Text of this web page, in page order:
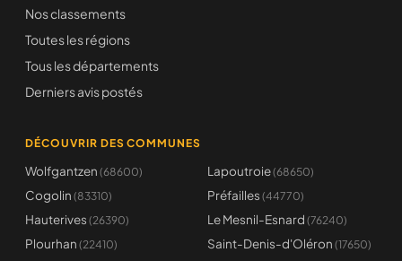
Nos classements
Toutes les régions
Tous les départements
Derniers avis postés
DÉCOUVRIR DES COMMUNES
Wolfgantzen (68600) Lapoutroie(68650)
Cogolin (83310) Préfailles (44770)
Hauterives (26390) Le Mesnil-Esnard (76240)
Plourhan (22410) Saint-Denis-d'Oléron (17650)